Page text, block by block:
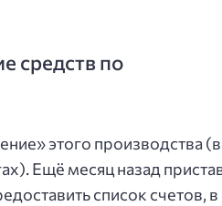
средств по
этого производства
Ещё месяц назад
список счетов, в